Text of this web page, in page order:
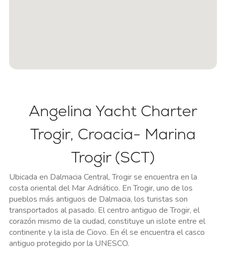
Angelina Yacht Charter
Trogir, Croacia- Marina
Trogir (SCT)
Ubicada en Dalmacia Central, Trogir se encuentra en la
costa oriental del Mar Adriático. En Trogir, uno de los
pueblos más antiguos de Dalmacia, los turistas son
transportados al pasado. El centro antiguo de Trogir, el
corazón mismo de la ciudad, constituye un islote entre el
continente y la isla de Ciovo. En él se encuentra el casco
antiguo protegido por la UNESCO.